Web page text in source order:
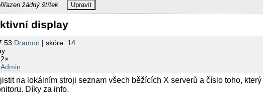
žádný štítek Upravit
display
Dramon | skóre: 14
Admin
na lokálním stroji seznam všech běžících X serverů a číslo toho,
Díky za info.